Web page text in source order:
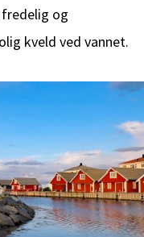
og
kveld ved vannet.